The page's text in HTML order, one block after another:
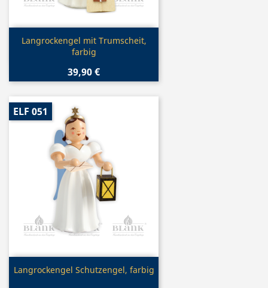
Vorschau
Langrockengel mit Trumscheit,
farbig
39,90 €
Vorschau
Langrockengel Schutzengel, farbig
ELF 051